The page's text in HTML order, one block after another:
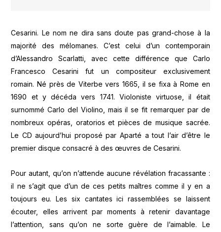
Cesarini. Le nom ne dira sans doute pas grand-chose à la
majorité des mélomanes. C’est celui d’un contemporain
d’Alessandro Scarlatti, avec cette différence que Carlo
Francesco Cesarini fut un compositeur exclusivement
romain. Né près de Viterbe vers 1665, il se fixa à Rome en
1690 et y décéda vers 1741. Violoniste virtuose, il était
surnommé Carlo del Violino, mais il se fit remarquer par de
nombreux opéras, oratorios et pièces de musique sacrée.
Le CD aujourd’hui proposé par Aparté a tout l’air d’être le
premier disque consacré à des œuvres de Cesarini.
Pour autant, qu’on n’attende aucune révélation fracassante :
il ne s’agit que d’un de ces petits maîtres comme il y en a
toujours eu. Les six cantates ici rassemblées se laissent
écouter, elles arrivent par moments à retenir davantage
l’attention, sans qu’on ne sorte guère de l’aimable. Le